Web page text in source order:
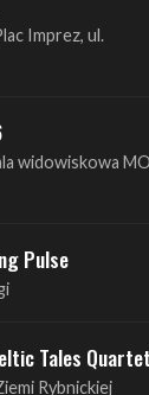
widowiskowa
Pulse
Tales Quartet
Rybnickiej
Pulse